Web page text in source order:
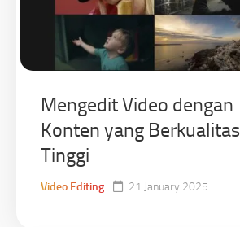
Mengedit Video dengan
Konten yang Berkualitas
Tinggi
Video Editing 21 January 2025